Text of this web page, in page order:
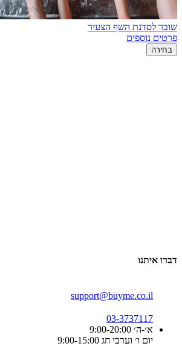
שובר לסדנת השף הצעיר
פרטים נוספים
בחירה
דברו איתנו
support@buyme.co.il
03-3737117
א׳-ה׳ 9:00-20:00
יום ו׳ וערבי חג 9:00-15:00